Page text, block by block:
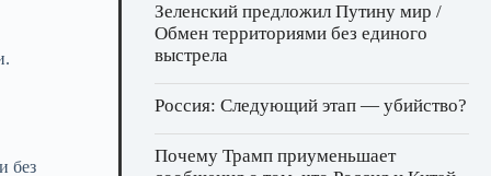
без
Зеленский предложил Путину мир /
Обмен территориями без единого
выстрела
Россия: Следующий этап — убийство?
Почему Трамп приуменьшает